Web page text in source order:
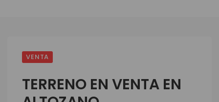
VENTA
TERRENO EN VENTA EN